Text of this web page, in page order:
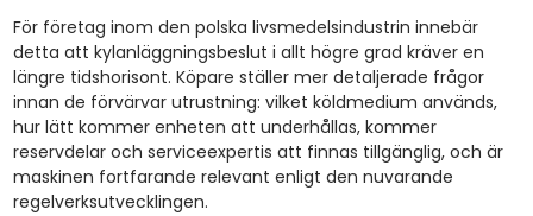
För företag inom den polska livsmedelsindustrin innebär
detta att kylanläggningsbeslut i allt högre grad kräver en
längre tidshorisont. Köpare ställer mer detaljerade frågor
innan de förvärvar utrustning: vilket köldmedium används,
hur lätt kommer enheten att underhållas, kommer
reservdelar och serviceexpertis att finnas tillgänglig, och är
maskinen fortfarande relevant enligt den nuvarande
regelverksutvecklingen.